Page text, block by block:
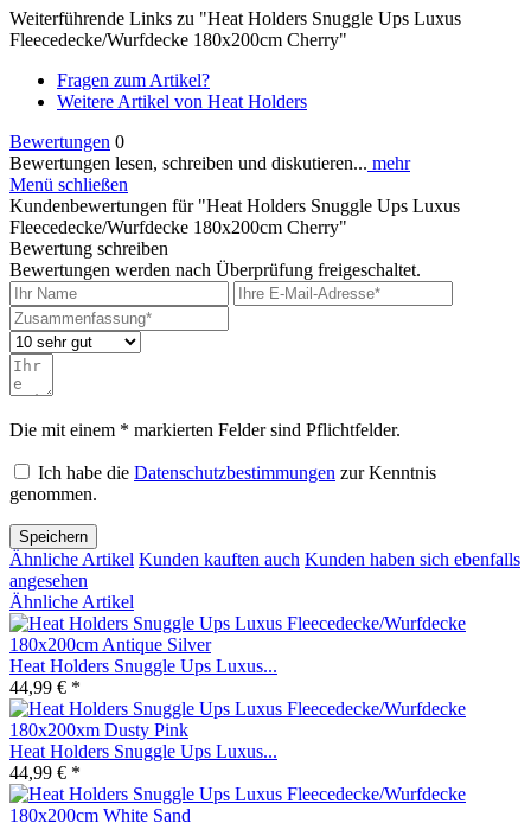
Weiterführende Links zu "Heat Holders Snuggle Ups Luxus
Fleecedecke/Wurfdecke 180x200cm Cherry"
Fragen zum Artikel?
Weitere Artikel von Heat Holders
Bewertungen 0
Bewertungen lesen, schreiben und diskutieren... mehr
Menü schließen
Kundenbewertungen für "Heat Holders Snuggle Ups Luxus
Fleecedecke/Wurfdecke 180x200cm Cherry"
Bewertung schreiben
Bewertungen werden nach Überprüfung freigeschaltet.
Die mit einem * markierten Felder sind Pflichtfelder.
Ich habe die Datenschutzbestimmungen zur Kenntnis
genommen.
Speichern
Ähnliche Artikel Kunden kauften auch Kunden haben sich ebenfalls
angesehen
Ähnliche Artikel
Heat Holders Snuggle Ups Luxus...
44,99 € *
Heat Holders Snuggle Ups Luxus...
44,99 € *